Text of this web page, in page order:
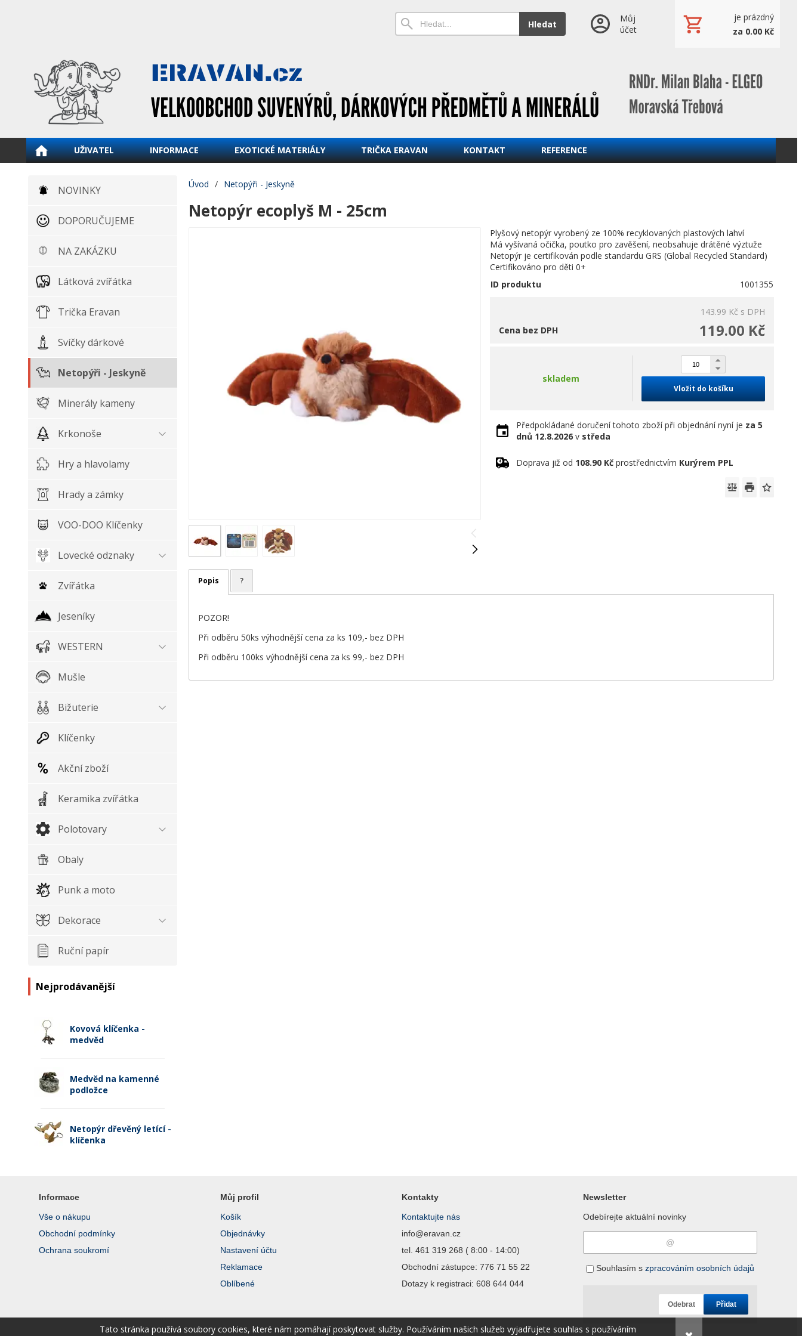
Hledat
Můj
účet
je prázdný
za 0.00 Kč
UŽIVATEL INFORMACE EXOTICKÉ MATERIÁLY TRIČKA ERAVAN KONTAKT REFERENCE
NOVINKY
DOPORUČUJEME
NA ZAKÁZKU
Látková zvířátka
Trička Eravan
Svíčky dárkové
Netopýři - Jeskyně
Minerály kameny
Krkonoše
Hry a hlavolamy
Hrady a zámky
VOO-DOO Klíčenky
Lovecké odznaky
Zvířátka
Jeseníky
WESTERN
Mušle
Bižuterie
Klíčenky
Akční zboží
Keramika zvířátka
Polotovary
Obaly
Punk a moto
Dekorace
Ruční papír
Nejprodávanější
Kovová klíčenka -
medvěd
Medvěd na kamenné
podložce
Netopýr dřevěný letící -
klíčenka
Úvod / Netopýři - Jeskyně
Netopýr ecoplyš M - 25cm
Plyšový netopýr vyrobený ze 100% recyklovaných plastových lahví
Má vyšívaná očička, poutko pro zavěšení, neobsahuje drátěné výztuže
Netopýr je certifikován podle standardu GRS (Global Recycled Standard)
Certifikováno pro děti 0+
ID produktu
1001355
143.99 Kč s DPH
119.00 Kč
Cena bez DPH
skladem
Vložit do košíku
Předpokládané doručení tohoto zboží při objednání nyní je za 5
dnů 12.8.2026 v středa
Doprava již od 108.90 Kč prostřednictvím Kurýrem PPL
Popis ?
POZOR!
Při odběru 50ks výhodnější cena za ks 109,- bez DPH
Při odběru 100ks výhodnější cena za ks 99,- bez DPH
Informace
Vše o nákupu
Obchodní podmínky
Ochrana soukromí
Můj profil
Košík
Objednávky
Nastavení účtu
Reklamace
Oblíbené
Kontakty
Kontaktujte nás
info@eravan.cz
tel. 461 319 268 ( 8:00 - 14:00)
Obchodní zástupce: 776 71 55 22
Dotazy k registraci: 608 644 044
Newsletter
Odebírejte aktuální novinky
Souhlasím s zpracováním osobních údajů
Odebrat Přidat
Tato stránka používá soubory cookies, které nám pomáhají poskytovat služby. Používáním našich služeb vyjadřujete souhlas s používáním